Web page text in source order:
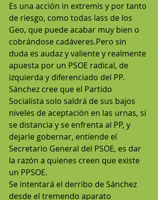
Es una acción in extremis y por tanto
de riesgo, como todas lass de los
Geo, que puede acabar muy bien o
cobrándose cadáveres.Pero sin
duda es audaz y valiente y realmente
apuesta por un PSOE radical, de
izquierda y diferenciado del PP.
Sánchez cree que el Partido
Socialista solo saldrá de sus bajos
niveles de aceptación en las urnas, si
se distancia y se enfrenta al PP, y
dejarle gobernar, entiende el
Secretario General del PSOE, es dar
la razón a quienes creen que existe
un PPSOE.
Se intentará el derribo de Sánchez
desde el tremendo aparato